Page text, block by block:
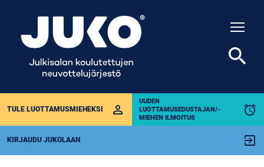
TULE LUOTTAMUSMIEHEKSI perm_identity
UUDEN
LUOTTAMUSEDUSTAJAN/-
MIEHEN ILMOITUS
alarm
KIRJAUDU JUKOLAAN exit_to_app
search